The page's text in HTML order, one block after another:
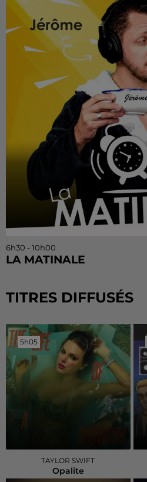
6h30 - 10h00
LA MATINALE
TITRES DIFFUSÉS
5h05
5h05
TAYLOR SWIFT
Opalite